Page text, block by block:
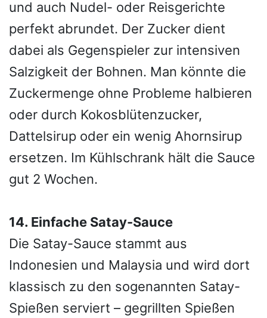
und auch Nudel- oder Reisgerichte
perfekt abrundet. Der Zucker dient
dabei als Gegenspieler zur intensiven
Salzigkeit der Bohnen. Man könnte die
Zuckermenge ohne Probleme halbieren
oder durch Kokosblütenzucker,
Dattelsirup oder ein wenig Ahornsirup
ersetzen. Im Kühlschrank hält die Sauce
gut 2 Wochen.
14. Einfache Satay-Sauce
Die Satay-Sauce stammt aus
Indonesien und Malaysia und wird dort
klassisch zu den sogenannten Satay-
Spießen serviert – gegrillten Spießen